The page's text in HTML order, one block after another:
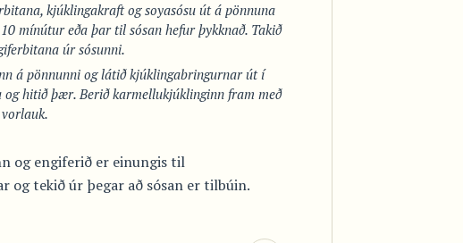
kjúklingakraft og soyasósu út á pönnuna
mínútur eða þar til sósan hefur þykknað. Takið
úr sósunni.
á pönnunni og látið kjúklingabringurnar út í
og hitið þær. Berið karmellukjúklinginn fram með
og engiferið er einungis til
og tekið úr þegar að sósan er tilbúin.